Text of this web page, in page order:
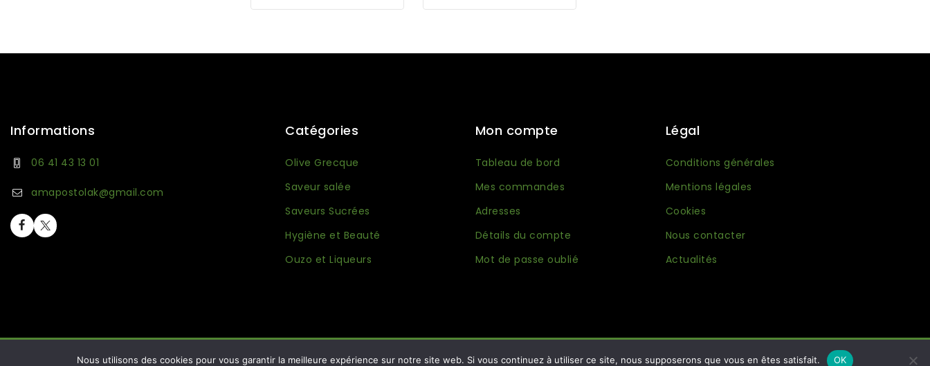
Informations
06 41 43 13 01
amapostolak@gmail.com
Catégories
Olive Grecque
Saveur salée
Saveurs Sucrées
Hygiène et Beauté
Ouzo et Liqueurs
Mon compte
Tableau de bord
Mes commandes
Adresses
Détails du compte
Mot de passe oublié
Légal
Conditions générales
Mentions légales
Cookies
Nous contacter
Actualités
© 2026 Ma boutique Grecque. Conception :Amplifeo.
Nous utilisons des cookies pour vous garantir la meilleure expérience sur notre site web. Si vous continuez à utiliser ce site, nous supposerons que vous en êtes satisfait. OK